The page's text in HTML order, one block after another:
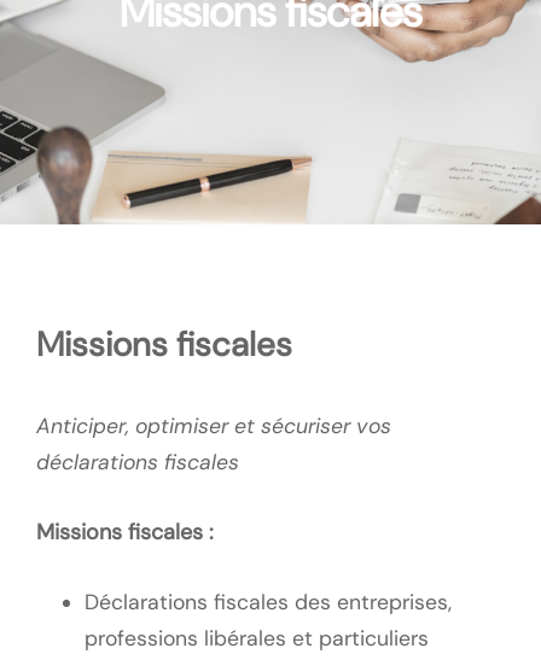
Missions fiscales
Anticiper, optimiser et sécuriser vos
déclarations fiscales
Missions fiscales :
Déclarations fiscales des entreprises,
professions libérales et particuliers